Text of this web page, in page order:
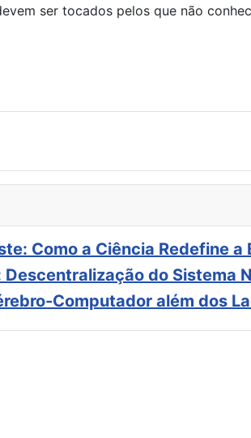
ser tocados pelos que não
Como a Ciência Redefine
do Sistema
Computador além dos